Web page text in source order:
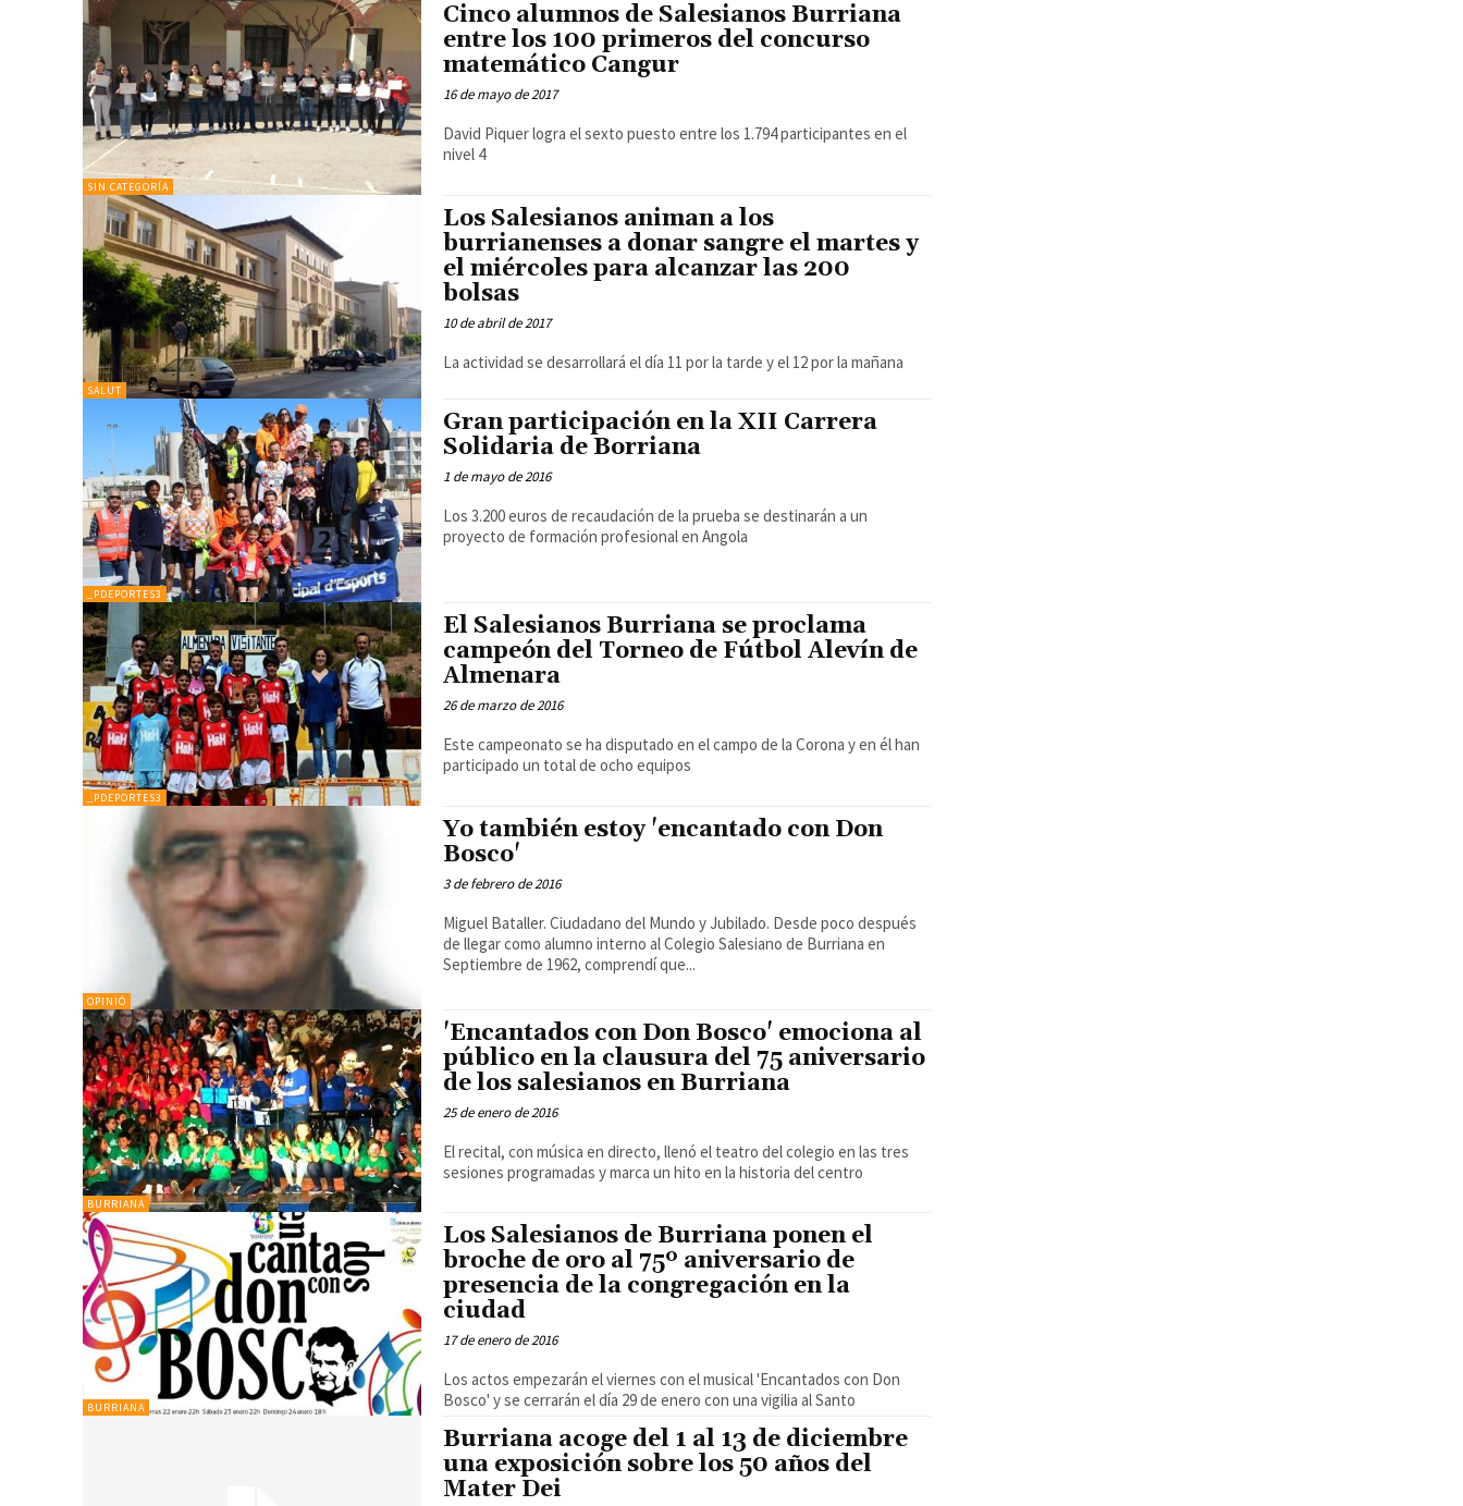
SIN CATEGORÍA
Cinco alumnos de Salesianos Burriana
entre los 100 primeros del concurso
matemático Cangur
16 de mayo de 2017
David Piquer logra el sexto puesto entre los 1.794 participantes en el
nivel 4
SALUT
Los Salesianos animan a los
burrianenses a donar sangre el martes y
el miércoles para alcanzar las 200
bolsas
10 de abril de 2017
La actividad se desarrollará el día 11 por la tarde y el 12 por la mañana
_PDEPORTES3
Gran participación en la XII Carrera
Solidaria de Borriana
1 de mayo de 2016
Los 3.200 euros de recaudación de la prueba se destinarán a un
proyecto de formación profesional en Angola
_PDEPORTES3
El Salesianos Burriana se proclama
campeón del Torneo de Fútbol Alevín de
Almenara
26 de marzo de 2016
Este campeonato se ha disputado en el campo de la Corona y en él han
participado un total de ocho equipos
OPINIÓ
Yo también estoy 'encantado con Don
Bosco'
3 de febrero de 2016
Miguel Bataller. Ciudadano del Mundo y Jubilado. Desde poco después
de llegar como alumno interno al Colegio Salesiano de Burriana en
Septiembre de 1962, comprendí que...
BURRIANA
'Encantados con Don Bosco' emociona al
público en la clausura del 75 aniversario
de los salesianos en Burriana
25 de enero de 2016
El recital, con música en directo, llenó el teatro del colegio en las tres
sesiones programadas y marca un hito en la historia del centro
BURRIANA
Los Salesianos de Burriana ponen el
broche de oro al 75º aniversario de
presencia de la congregación en la
ciudad
17 de enero de 2016
Los actos empezarán el viernes con el musical 'Encantados con Don
Bosco' y se cerrarán el día 29 de enero con una vigilia al Santo
Burriana acoge del 1 al 13 de diciembre
una exposición sobre los 50 años del
Mater Dei